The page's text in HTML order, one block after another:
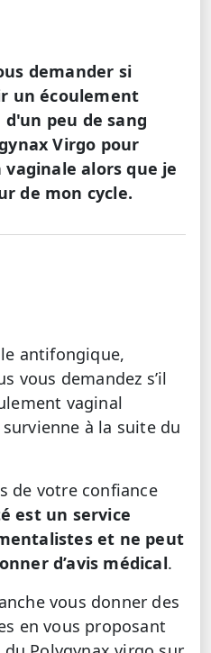
demander si
un écoulement
peu de sang
Virgo pour
alors que je
de mon cycle.
antifongique,
vous demandez s’il
vaginal
à la suite du
de votre confiance
est un service
et ne peut
d’avis médical.
vous donner des
en vous proposant